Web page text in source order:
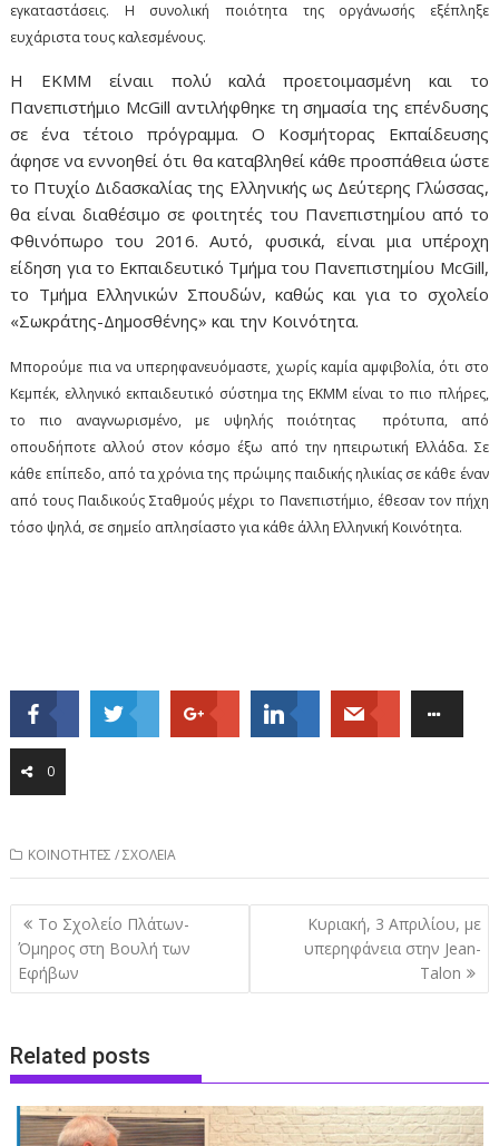
εγκαταστάσεις. Η συνολική ποιότητα της οργάνωσής εξέπληξε
ευχάριστα τους καλεσμένους.
Η ΕΚΜΜ είναιι πολύ καλά προετοιμασμένη και το
Πανεπιστήμιο McGill αντιλήφθηκε τη σημασία της επένδυσης
σε ένα τέτοιο πρόγραμμα. Ο Κοσμήτορας Εκπαίδευσης
άφησε να εννοηθεί ότι θα καταβληθεί κάθε προσπάθεια ώστε
το Πτυχίο Διδασκαλίας της Ελληνικής ως Δεύτερης Γλώσσας,
θα είναι διαθέσιμο σε φοιτητές του Πανεπιστημίου από το
Φθινόπωρο του 2016. Αυτό, φυσικά, είναι μια υπέροχη
είδηση για το Εκπαιδευτικό Τμήμα του Πανεπιστημίου McGill,
το Τμήμα Ελληνικών Σπουδών, καθώς και για το σχολείο
«Σωκράτης-Δημοσθένης» και την Κοινότητα.
Μπορούμε πια να υπερηφανευόμαστε, χωρίς καμία αμφιβολία, ότι στο
Κεμπέκ, ελληνικό εκπαιδευτικό σύστημα της ΕΚΜΜ είναι το πιο πλήρες,
το πιο αναγνωρισμένο, με υψηλής ποιότητας πρότυπα, από
οπουδήποτε αλλού στον κόσμο έξω από την ηπειρωτική Ελλάδα. Σε
κάθε επίπεδο, από τα χρόνια της πρώιμης παιδικής ηλικίας σε κάθε έναν
από τους Παιδικούς Σταθμούς μέχρι το Πανεπιστήμιο, έθεσαν τον πήχη
τόσο ψηλά, σε σημείο απλησίαστο για κάθε άλλη Ελληνική Κοινότητα.
0
ΚΟΙΝΟΤΗΤΕΣ / ΣΧΟΛΕΙΑ
Post
navigation
Το Σχολείο Πλάτων-
Όμηρος στη Βουλή των
Εφήβων
Κυριακή, 3 Απριλίου, με
υπερηφάνεια στην Jean-
Talon
Related posts